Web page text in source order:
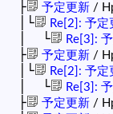
├ 予定更新 /
│└ Re[2]: 予定
│ └ Re[3]:
├ 予定更新 /
│└ Re[2]: 予定
│ └ Re[3]:
├ 予定更新 /